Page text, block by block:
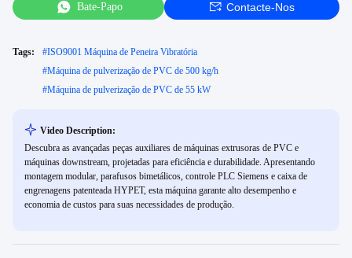
Bate-Papo Contacte-Nos
Tags: #ISO9001 Máquina de Peneira Vibratória
#Máquina de pulverização de PVC de 500 kg/h
#Máquina de pulverização de PVC de 55 kW
Video Description:
Descubra as avançadas peças auxiliares de máquinas extrusoras de PVC e
máquinas downstream, projetadas para eficiência e durabilidade. Apresentando
montagem modular, parafusos bimetálicos, controle PLC Siemens e caixa de
engrenagens patenteada HYPET, esta máquina garante alto desempenho e
economia de custos para suas necessidades de produção.